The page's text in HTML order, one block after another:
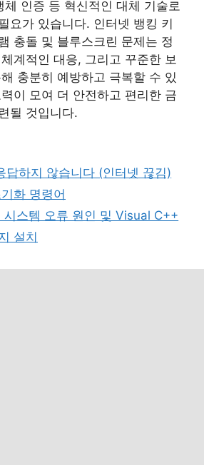
체 인증 등 혁신적인 대체 기술로
요가 있습니다. 인터넷 뱅킹 키
충돌 및 블루스크린 문제는 정
계적인 대응, 그리고 꾸준한 보
충분히 예방하고 극복할 수 있
이 모여 더 안전하고 편리한 금
될 것입니다.
답하지 않습니다 (인터넷 끊김)
화 명령어
스템 오류 원인 및 Visual C++
설치